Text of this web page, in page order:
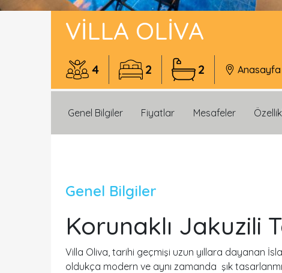
VILLA OLIVA
4 2 2 Anasayfa
Genel Bilgiler Fiyatlar Mesafeler
Genel Bilgiler
Korunaklı Jakuzili
Villa Oliva, tarihi geçmişi uzun yıllara dayanan
oldukça modern ve aynı zamanda şık